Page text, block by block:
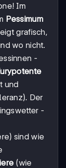
Im
Pessimum
grafisch,
wo nicht.
-
und
Der
-
sind wie
(wie